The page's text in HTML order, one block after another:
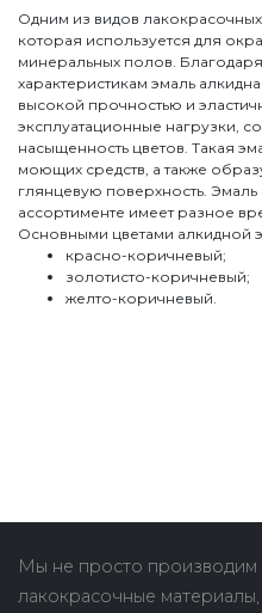
Одним из видов
которая используется для
минеральных полов.
характеристикам эмаль
высокой прочностью и
эксплуатационные нагрузки,
насыщенность цветов. Такая
моющих средств, а также
глянцевую поверхность.
ассортименте имеет разное
Основными цветами алкидной
красно-коричневый;
золотисто-коричневый;
желто-коричневый.
Мы не просто производим
лакокрасочные